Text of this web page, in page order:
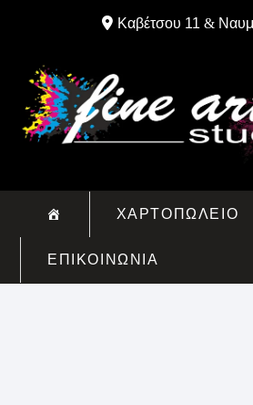
Καβέτσου 11 &
ΧΑΡΤΟΠΩΛΕΙΟ
ΕΠΙΚΟΙΝΩΝΙΑ